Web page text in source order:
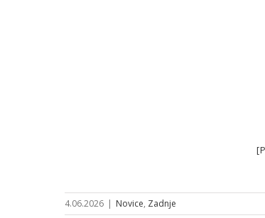
4.06.2026 | Novice, Zadnje